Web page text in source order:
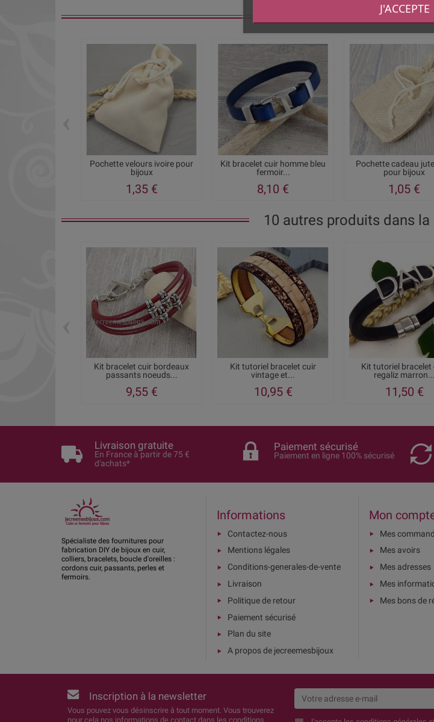
Vous aimerez
Pochette velours ivoire pour
bijoux
1,35 €
Kit bracelet cuir homme bleu
fermoir...
8,10 €
Pochette cadeau
pour bijoux
1,05 €
10 autres produits dans
Kit bracelet cuir bordeaux
passants noeuds...
9,55 €
Kit tutoriel bracelet cuir
vintage et...
10,95 €
Kit tutoriel bracelet
regaliz marron...
11,50 €
Livraison gratuite
En France à partir de 75 €
d'achats*
Paiement sécurisé
Paiement en ligne 100% sécurisé
Spécialiste des fournitures pour
fabrication DIY de bijoux en cuir,
colliers, bracelets, boucle d'oreilles :
cordons cuir, passants, perles et
fermoirs.
Informations
Contactez-nous
Mentions légales
Conditions-generales-de-vente
Livraison
Politique de retour
Paiement sécurisé
Plan du site
A propos de jecreemesbijoux
Mon
Mes
Mes avoirs
Mes adresses
Mes
Mes bons de
J'ACCEPTE
Inscription à la newsletter
Vous pouvez vous désinscrire à tout moment. Vous trouverez
pour cela nos informations de contact dans les conditions